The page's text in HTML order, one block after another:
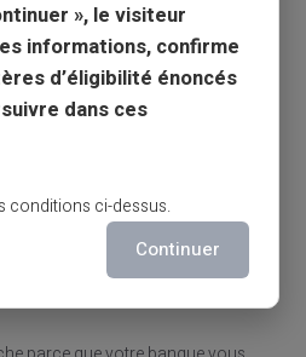
Carte prépayée
sans compte, ça
», le visiteur
informations, confirme
d’éligibilité énoncés
dans ces
conditions ci-dessus.
Continuer